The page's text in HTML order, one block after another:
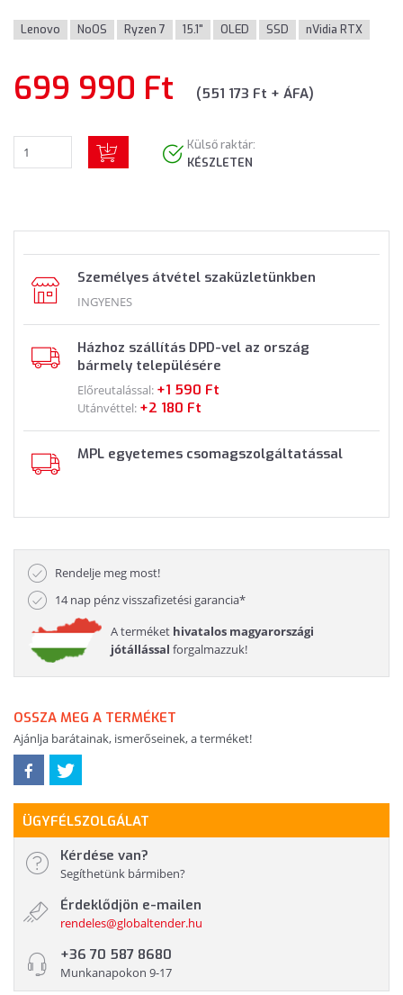
Lenovo NoOS Ryzen 7 15.1" OLED SSD nVidia RTX
699 990 Ft (551 173 Ft + ÁFA)
Külső raktár:
KÉSZLETEN
Személyes átvétel szaküzletünkben
INGYENES
Házhoz szállítás DPD-vel az ország
bármely településére
Előreutalással: +1 590 Ft
Utánvéttel: +2 180 Ft
MPL egyetemes csomagszolgáltatással
Rendelje meg most!
14 nap pénz visszafizetési garancia*
A terméket hivatalos magyarországi
jótállással forgalmazzuk!
OSSZA MEG A TERMÉKET
Ajánlja barátainak, ismerőseinek, a terméket!
ÜGYFÉLSZOLGÁLAT
Kérdése van?
Segíthetünk bármiben?
Érdeklődjön e-mailen
rendeles@globaltender.hu
+36 70 587 8680
Munkanapokon 9-17